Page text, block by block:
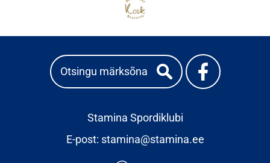
Stamina Spordiklubi
E-post: stamina@stamina.ee